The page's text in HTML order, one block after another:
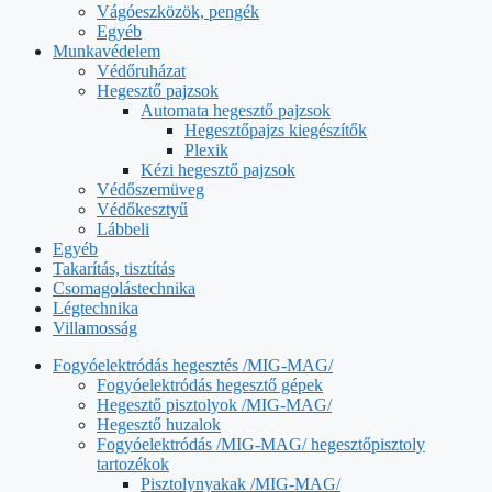
Vágóeszközök, pengék
Egyéb
Munkavédelem
Védőruházat
Hegesztő pajzsok
Automata hegesztő pajzsok
Hegesztőpajzs kiegészítők
Plexik
Kézi hegesztő pajzsok
Védőszemüveg
Védőkesztyű
Lábbeli
Egyéb
Takarítás, tisztítás
Csomagolástechnika
Légtechnika
Villamosság
Fogyóelektródás hegesztés /MIG-MAG/
Fogyóelektródás hegesztő gépek
Hegesztő pisztolyok /MIG-MAG/
Hegesztő huzalok
Fogyóelektródás /MIG-MAG/ hegesztőpisztoly
tartozékok
Pisztolynyakak /MIG-MAG/